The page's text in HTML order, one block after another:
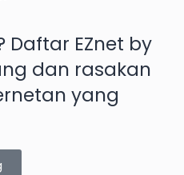
EZnet by
dan rasakan
yang